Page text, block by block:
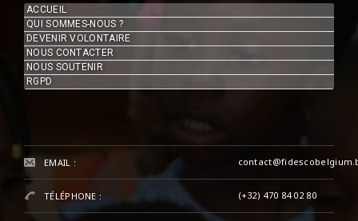
ACCUEIL
QUI SOMMES-NOUS ?
DEVENIR VOLONTAIRE
NOUS CONTACTER
NOUS SOUTENIR
RGPD
EMAIL :
TÉLÉPHONE : (+32) 470 84 02 80